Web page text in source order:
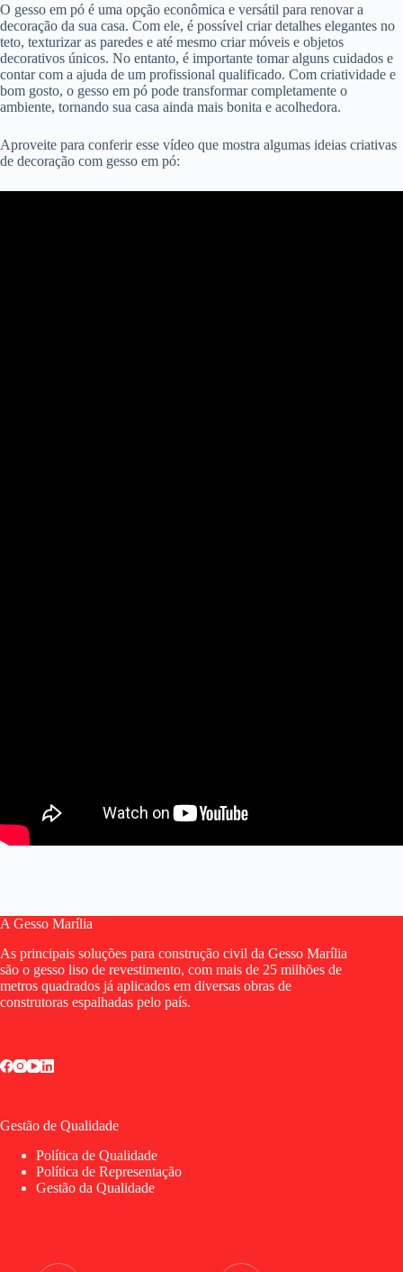
O gesso em pó é uma opção econômica e versátil para renovar a
decoração da sua casa. Com ele, é possível criar detalhes elegantes no
teto, texturizar as paredes e até mesmo criar móveis e objetos
decorativos únicos. No entanto, é importante tomar alguns cuidados e
contar com a ajuda de um profissional qualificado. Com criatividade e
bom gosto, o gesso em pó pode transformar completamente o
ambiente, tornando sua casa ainda mais bonita e acolhedora.
Aproveite para conferir esse vídeo que mostra algumas ideias criativas
de decoração com gesso em pó:
A Gesso Marília
As principais soluções para construção civil da Gesso Marília
são o gesso liso de revestimento, com mais de 25 milhões de
metros quadrados já aplicados em diversas obras de
construtoras espalhadas pelo país.
Gestão de Qualidade
Política de Qualidade
Política de Representação
Gestão da Qualidade